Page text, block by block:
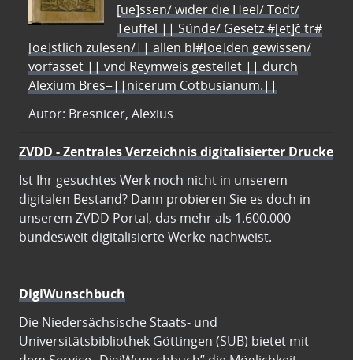
[ue]ssen/ wider die Heel/ Todt/
Teuffel || Sünde/ Gesetz #[et]c̃ tr#
[oe]stlich zulesen/|| allen bl#[oe]den gewissen/
vorfasset || vnd Reymweis gestellet || durch
Alexium Bres=||nicerum Cotbusianum.||
Autor: Bresnicer, Alexius
ZVDD - Zentrales Verzeichnis digitalisierter Drucke
Ist Ihr gesuchtes Werk noch nicht in unserem
digitalen Bestand? Dann probieren Sie es doch in
unserem ZVDD Portal, das mehr als 1.600.000
bundesweit digitalisierte Werke nachweist.
DigiWunschbuch
Die Niedersächsische Staats- und
Universitätsbibliothek Göttingen (SUB) bietet mit